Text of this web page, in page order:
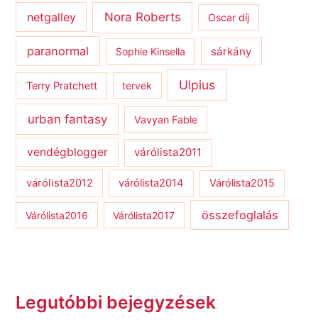
netgalley Nora Roberts Oscar díj
paranormal Sophie Kinsella sárkány
Terry Pratchett tervek Ulpius
urban fantasy Vavyan Fable
vendégblogger várólista2011
várólista2012 várólista2014 Várólista2015
Várólista2016 Várólista2017 összefoglalás
Legutóbbi bejegyzések